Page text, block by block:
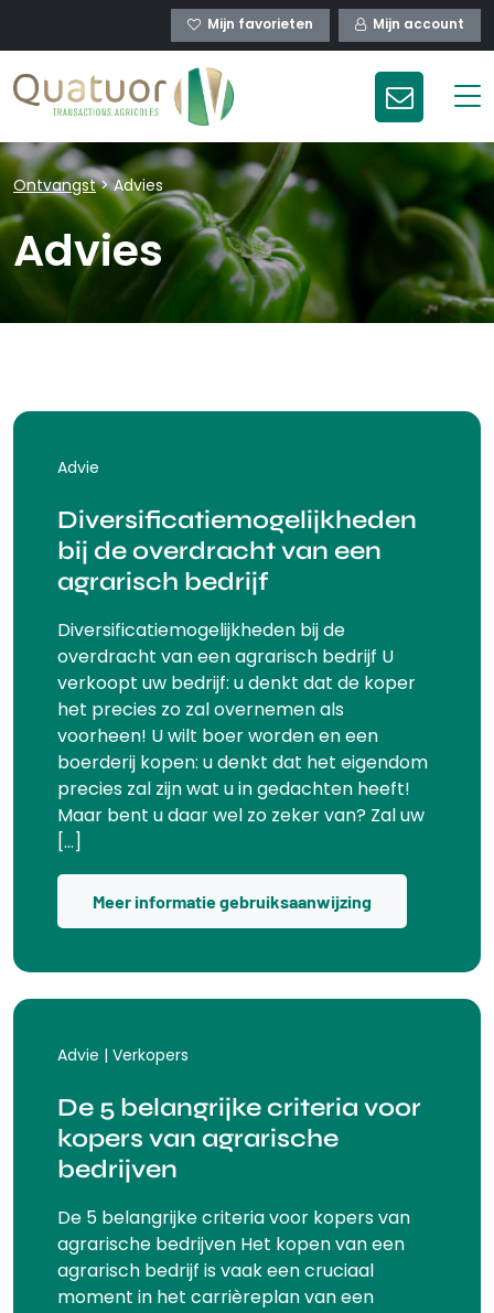
Mijn favorieten Mijn account
Ontvangst>Advies
Advies
Advie
Diversificatiemogelijkheden
bij de overdracht van een
agrarisch bedrijf
Diversificatiemogelijkheden bij de
overdracht van een agrarisch bedrijf U
verkoopt uw bedrijf: u denkt dat de koper
het precies zo zal overnemen als
voorheen! U wilt boer worden en een
boerderij kopen: u denkt dat het eigendom
precies zal zijn wat u in gedachten heeft!
Maar bent u daar wel zo zeker van? Zal uw
[…]
Meer informatie gebruiksaanwijzing
Advie | Verkopers
De 5 belangrijke criteria voor
kopers van agrarische
bedrijven
De 5 belangrijke criteria voor kopers van
agrarische bedrijven Het kopen van een
agrarisch bedrijf is vaak een cruciaal
moment in het carrièreplan van een